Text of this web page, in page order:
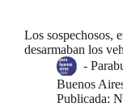
Los sospechosos,
desarmaban los
-
Buenos
Publicada: